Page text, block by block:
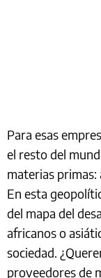
Para esas
el resto del
materias primas:
En esta
del mapa del
africanos o
sociedad.
proveedores de